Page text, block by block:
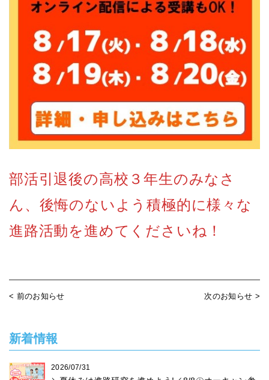
部活引退後の高校３年生のみなさ
ん、後悔のないよう積極的に様々な
進路活動を進めてくださいね！
< 前のお知らせ 次のお知らせ >
新着情報
2026/07/31